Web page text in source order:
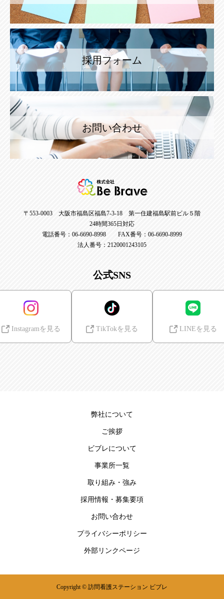
採用フォーム
お問い合わせ
〒553-0003 大阪市福島区福島7-3-18 第一住建福島駅前ビル５階
24時間365日対応
電話番号：06-6690-8998 FAX番号：06-6690-8999
法人番号：2120001243105
公式SNS
Instagramを見る TikTokを見る LINEを見る
弊社について
ご挨拶
ビブレについて
事業所一覧
取り組み・強み
採用情報・募集要項
お問い合わせ
プライバシーポリシー
外部リンクページ
Copyright © 訪問看護ステーション ビブレ